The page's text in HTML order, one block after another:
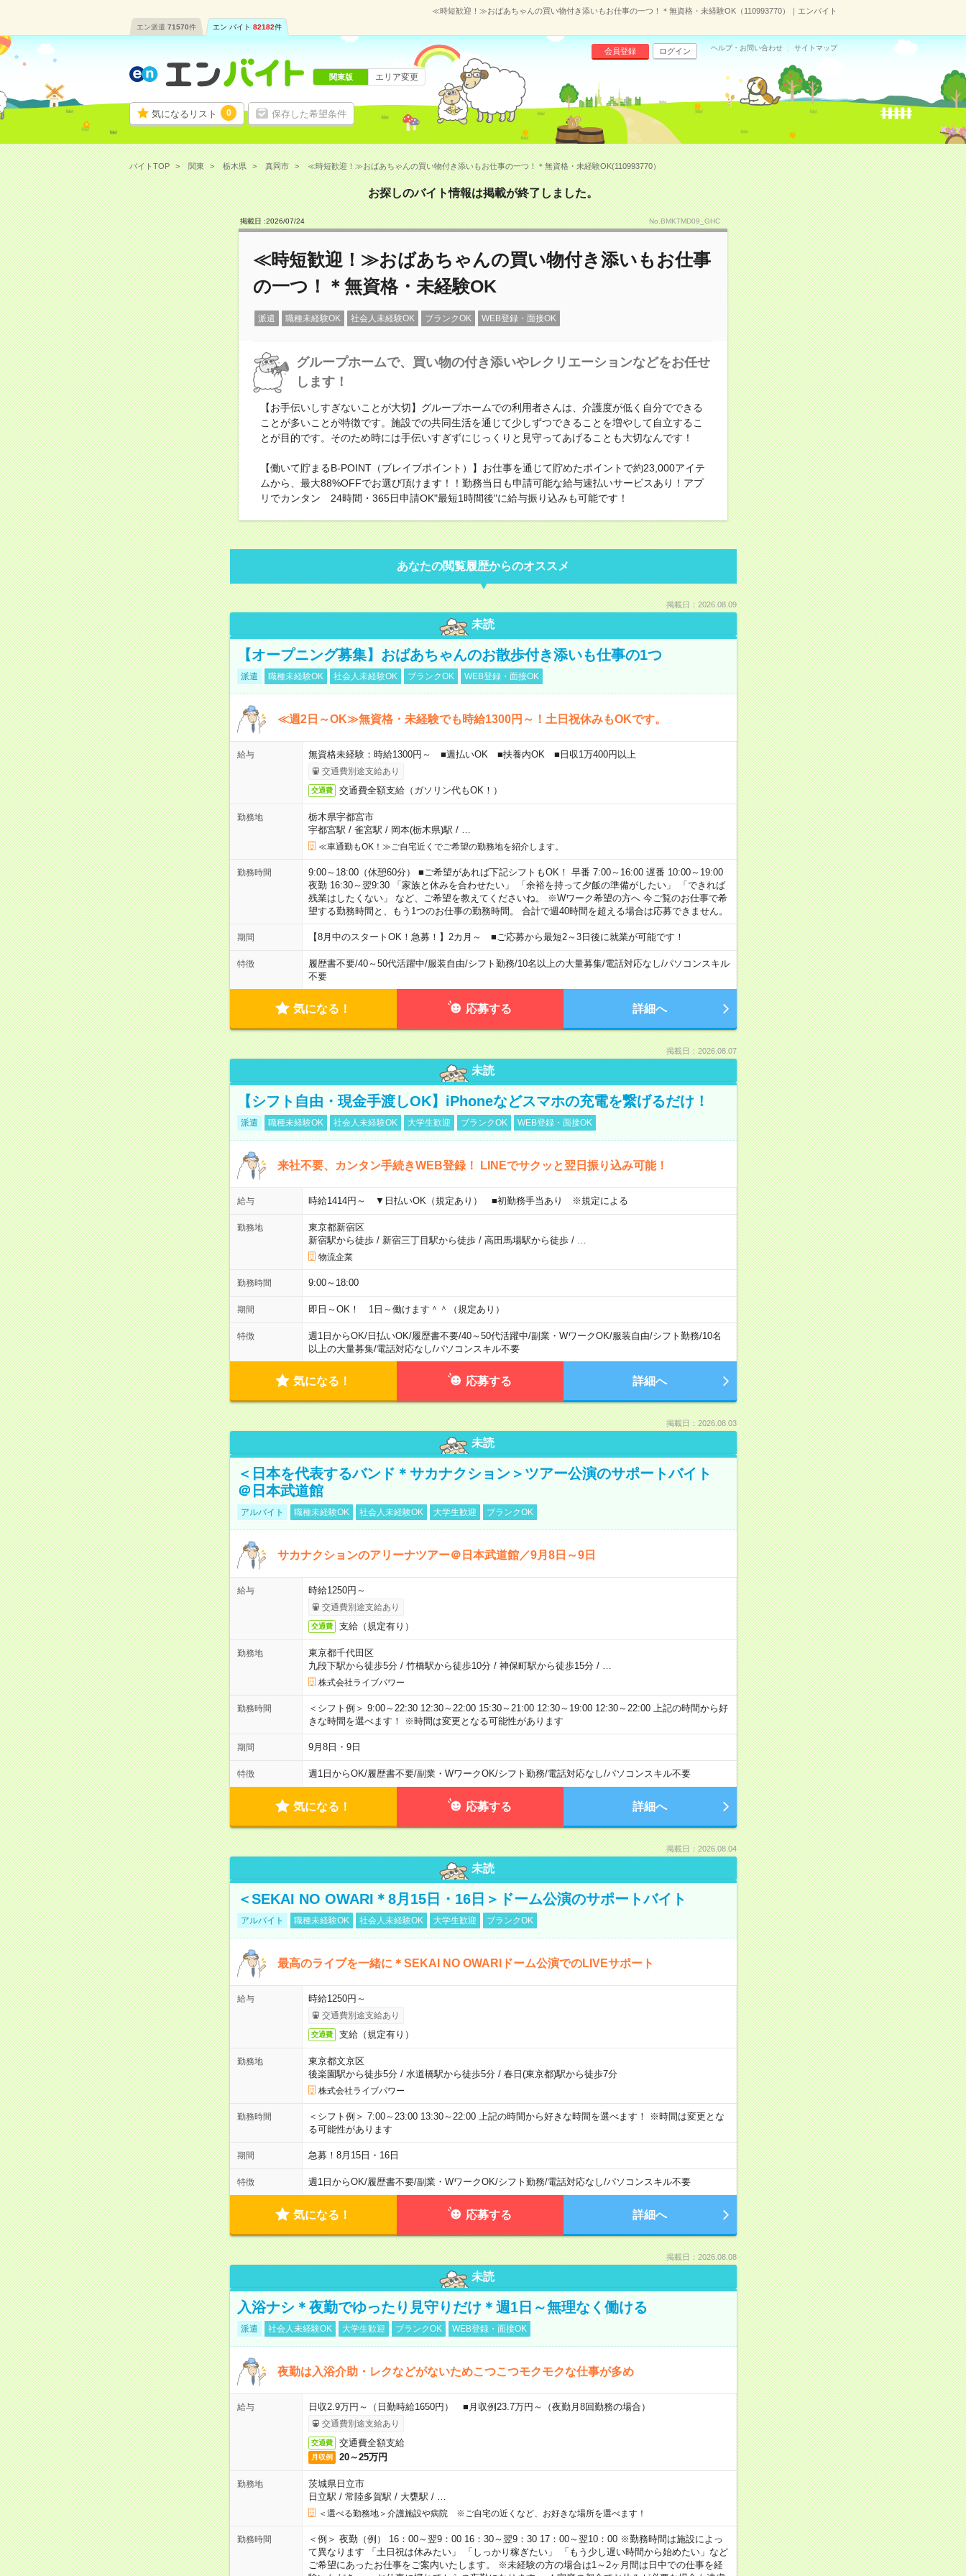
≪時短歓迎！≫おばあちゃんの買い物付き添いもお仕事の一つ！＊無資格・未経験OK（110993770）｜エンバイト
エン派遣 71570件 エン バイト 82182件
気になるリスト 0 保存した希望条件
会員登録 ログイン ヘルプ・お問い合わせ サイトマップ
関東版 エリア変更
バイトTOP 関東 栃木県 真岡市 ≪時短歓迎！≫おばあちゃんの買い物付き添いもお仕事の一つ！＊無資格・未経験OK(110993770）
お探しのバイト情報は掲載が終了しました。
掲載日 :2026/07/24 No.BMKTMD09_GHC
≪時短歓迎！≫おばあちゃんの買い物付き添いもお仕事
の一つ！＊無資格・未経験OK
派遣 職種未経験OK 社会人未経験OK ブランクOK WEB登録・面接OK
グループホームで、買い物の付き添いやレクリエーションなどをお任せ
します！
【お手伝いしすぎないことが大切】グループホームでの利用者さんは、介護度が低く自分でできる
ことが多いことが特徴です。施設での共同生活を通じて少しずつできることを増やして自立するこ
とが目的です。そのため時には手伝いすぎずにじっくりと見守ってあげることも大切なんです！
【働いて貯まるB-POINT（ブレイブポイント）】お仕事を通じて貯めたポイントで約23,000アイテ
ムから、最大88%OFFでお選び頂けます！！勤務当日も申請可能な給与速払いサービスあり！アプ
リでカンタン 24時間・365日申請OK"最短1時間後"に給与振り込みも可能です！
あなたの閲覧履歴からのオススメ
掲載日：2026.08.09
未読
【オープニング募集】おばあちゃんのお散歩付き添いも仕事の1つ
派遣 職種未経験OK 社会人未経験OK ブランクOK WEB登録・面接OK
≪週2日～OK≫無資格・未経験でも時給1300円～！土日祝休みもOKです。
給与 無資格未経験：時給1300円～ ■週払いOK ■扶養内OK ■日収1万400円以上
交通費別途支給あり
交通費 交通費全額支給（ガソリン代もOK！）
勤務地
栃木県宇都宮市
宇都宮駅 / 雀宮駅 / 岡本(栃木県)駅 /
≪車通勤もOK！≫ご自宅近くでご希望の勤務地を紹介します。
勤務時間
9:00～18:00（休憩60分） ■ご希望があれば下記シフトもOK！ 早番 7:00～16:00 遅番 10:00～19:00
夜勤 16:30～翌9:30 「家族と休みを合わせたい」 「余裕を持って夕飯の準備がしたい」 「できれば
残業はしたくない」 など、ご希望を教えてくださいね。 ※Wワーク希望の方へ 今ご覧のお仕事で希
望する勤務時間と、もう1つのお仕事の勤務時間。 合計で週40時間を超える場合は応募できません。
期間 【8月中のスタートOK！急募！】2カ月～ ■ご応募から最短2～3日後に就業が可能です！
特徴 履歴書不要/40～50代活躍中/服装自由/シフト勤務/10名以上の大量募集/電話対応なし/パソコンスキル
不要
気になる！ 応募する 詳細へ
掲載日：2026.08.07
未読
【シフト自由・現金手渡しOK】iPhoneなどスマホの充電を繋げるだけ！
派遣 職種未経験OK 社会人未経験OK 大学生歓迎 ブランクOK WEB登録・面接OK
来社不要、カンタン手続きWEB登録！ LINEでサクッと翌日振り込み可能！
給与 時給1414円～ ▼日払いOK（規定あり） ■初勤務手当あり ※規定による
勤務地
東京都新宿区
新宿駅から徒歩/ 新宿三丁目駅から徒歩/ 高田馬場駅から徒歩/
物流企業
勤務時間 9:00～18:00
期間 即日～OK！ 1日～働けます＾＾（規定あり）
特徴 週1日からOK/日払いOK/履歴書不要/40～50代活躍中/副業・WワークOK/服装自由/シフト勤務/10名
以上の大量募集/電話対応なし/パソコンスキル不要
気になる！ 応募する 詳細へ
掲載日：2026.08.03
未読
＜日本を代表するバンド＊サカナクション＞ツアー公演のサポートバイト
＠日本武道館
アルバイト 職種未経験OK 社会人未経験OK 大学生歓迎 ブランクOK
サカナクションのアリーナツアー＠日本武道館／9月8日～9日
給与 時給1250円～
交通費別途支給あり
交通費 支給（規定有り）
勤務地
東京都千代田区
九段下駅から徒歩5分/ 竹橋駅から徒歩10分/ 神保町駅から徒歩15分/
株式会社ライブパワー
勤務時間
＜シフト例＞ 9:00～22:30 12:30～22:00 15:30～21:00 12:30～19:00 12:30～22:00 上記の時間から好
きな時間を選べます！ ※時間は変更となる可能性があります
期間 9月8日・9日
特徴 週1日からOK/履歴書不要/副業・WワークOK/シフト勤務/電話対応なし/パソコンスキル不要
気になる！ 応募する 詳細へ
掲載日：2026.08.04
未読
＜SEKAI NO OWARI＊8月15日・16日＞ドーム公演のサポートバイト
アルバイト 職種未経験OK 社会人未経験OK 大学生歓迎 ブランクOK
最高のライブを一緒に＊SEKAI NO OWARIドーム公演でのLIVEサポート
給与 時給1250円～
交通費別途支給あり
交通費 支給（規定有り）
勤務地
東京都文京区
後楽園駅から徒歩5分/ 水道橋駅から徒歩5分/ 春日(東京都)駅から徒歩7分
株式会社ライブパワー
勤務時間
＜シフト例＞ 7:00～23:00 13:30～22:00 上記の時間から好きな時間を選べます！ ※時間は変更とな
る可能性があります
期間 急募！8月15日・16日
特徴 週1日からOK/履歴書不要/副業・WワークOK/シフト勤務/電話対応なし/パソコンスキル不要
気になる！ 応募する 詳細へ
掲載日：2026.08.08
未読
入浴ナシ＊夜勤でゆったり見守りだけ＊週1日～無理なく働ける
派遣 社会人未経験OK 大学生歓迎 ブランクOK WEB登録・面接OK
夜勤は入浴介助・レクなどがないためこつこつモクモクな仕事が多め
給与 日収2.9万円～（日勤時給1650円） ■月収例23.7万円～（夜勤月8回勤務の場合）
交通費別途支給あり
交通費 交通費全額支給
月収例 20～25万円
勤務地
茨城県日立市
日立駅 / 常陸多賀駅 / 大甕駅 /
＜選べる勤務地＞介護施設や病院 ※ご自宅の近くなど、お好きな場所を選べます！
勤務時間
＜例＞ 夜勤（例） 16：00～翌9：00 16：30～翌9：30 17：00～翌10：00 ※勤務時間は施設によっ
て異なります 「土日祝は休みたい」 「しっかり稼ぎたい」 「もう少し遅い時間から始めたい」など
ご希望にあったお仕事をご案内いたします。 ※未経験の方の場合は1～2ヶ月間は日中での仕事を経